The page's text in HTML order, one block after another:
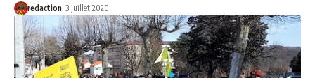
redaction 3 juillet 2020